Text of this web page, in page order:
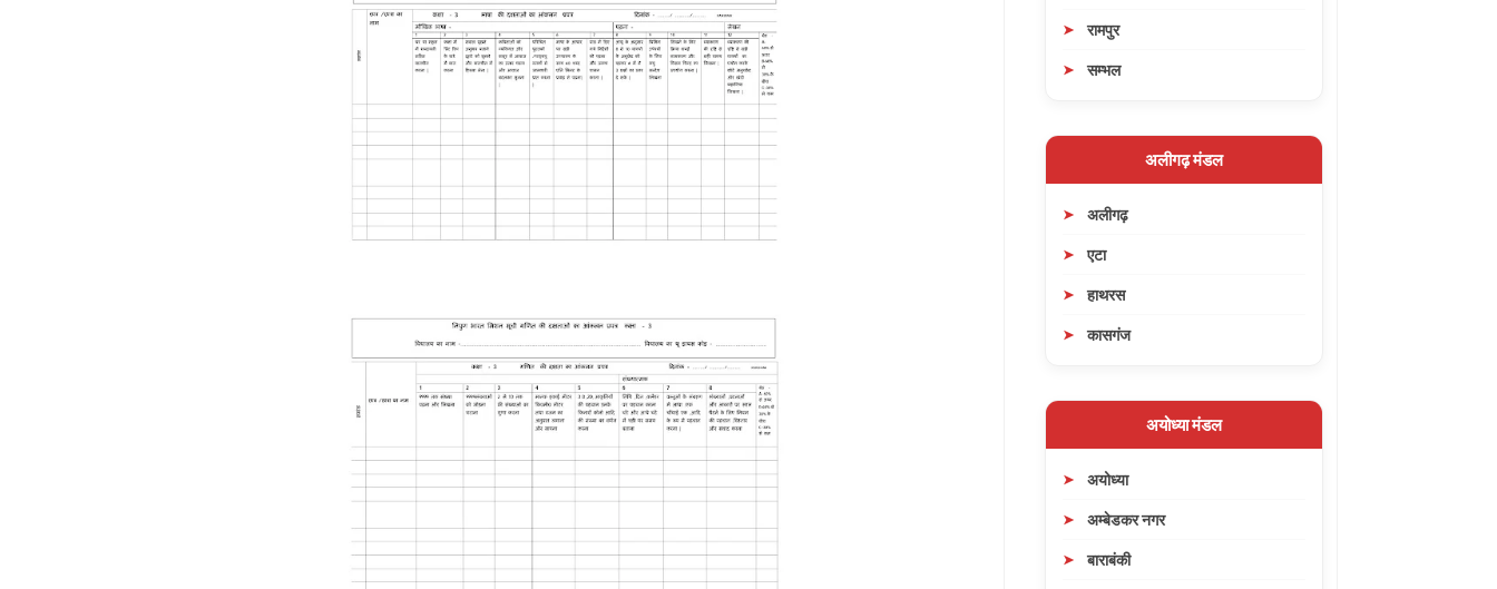
रामपुर
सम्भल
अलीगढ़ मंडल
अलीगढ़
एटा
हाथरस
कासगंज
अयोध्या मंडल
अयोध्या
अम्बेडकर नगर
बाराबंकी